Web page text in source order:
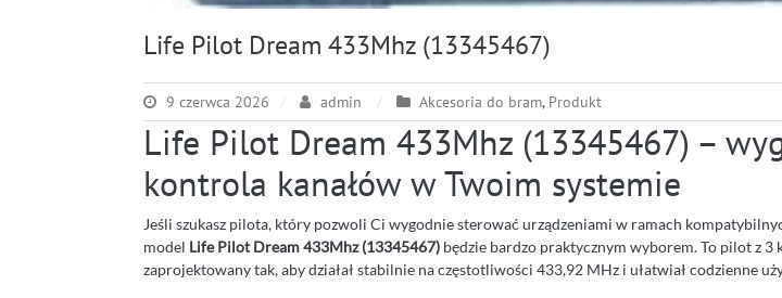
Life Pilot Dream 433Mhz (13345467)
9 czerwca 2026 admin Akcesoria do bram, Produkt
Life Pilot Dream 433Mhz (13345467) –
kontrola kanałów w Twoim systemie
Jeśli szukasz pilota, który pozwoli Ci wygodnie sterować urządzeniami w ramach
model Life Pilot Dream 433Mhz (13345467) będzie bardzo praktycznym wyborem. To pilot z 3
zaprojektowany tak, aby działał stabilnie na częstotliwości 433,92 MHz i ułatwiał codzienne